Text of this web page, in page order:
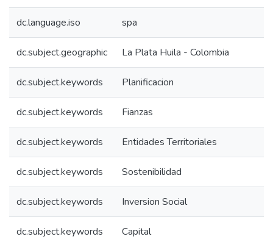
dc.language.iso spa
dc.subject.geographic La Plata Huila - Colombia
dc.subject.keywords Planificacion
dc.subject.keywords Fianzas
dc.subject.keywords Entidades Territoriales
dc.subject.keywords Sostenibilidad
dc.subject.keywords Inversion Social
dc.subject.keywords Capital